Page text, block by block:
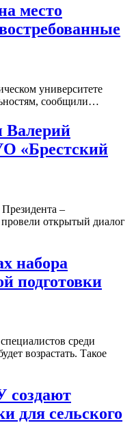
место
университете
сообщили…
Валерий
«Брестский
–
открытый диалог
набора
подготовки
среди
возрастать. Такое
создают
для сельского